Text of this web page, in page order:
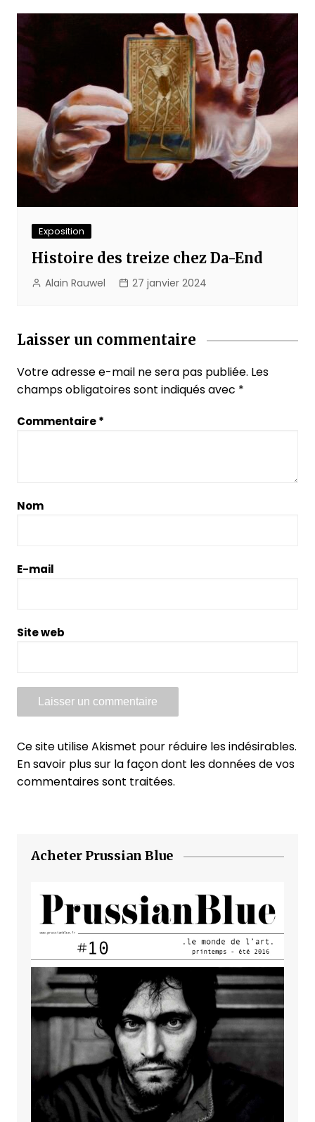
Exposition
Histoire des treize chez Da-End
Alain Rauwel 27 janvier 2024
Laisser un commentaire
Votre adresse e-mail ne sera pas publiée. Les
champs obligatoires sont indiqués avec *
Commentaire*
Nom
E-mail
Site web
Ce site utilise Akismet pour réduire les indésirables.
En savoir plus sur la façon dont les données de vos
commentaires sont traitées.
Acheter Prussian Blue